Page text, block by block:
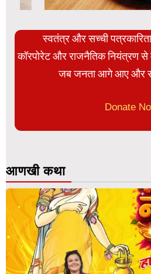
स्वतंत्र और सच्ची
कॉरपोरेट और राजनैतिक नियंत्रण से
जब जनता आगे आए और
Donate
आणखी कथा